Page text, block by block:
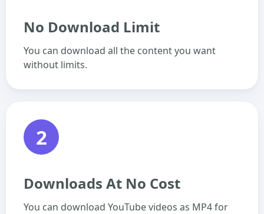
No Download Limit
You can download all the content you want
without limits.
2
Downloads At No Cost
You can download YouTube videos as MP4 for